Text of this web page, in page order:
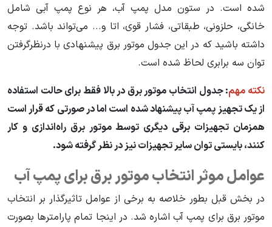
شده است. در ستون مدل پمپ آب، هر نوع پمپ آبی شامل
خانگی، حلزونی، طبقاتی، فشار قوی، اتا و... می‌تواند باشد. توجه
داشته باشید که در این جدول موتور برق پیشنهادی با درنظرگرفتن
توان سه برابری لحاظ شده است.
نکته مهم: جدول انتخاب موتور برق در بالا فقط برای حالت استفاده
از یک تجهیز پمپ آب پیشنهاد شده است اما در صورتی که قرار است
همزمان تجهیزات برقی دیگری توسط موتور برق راه‌اندازی و کار
کنند، بایستی توان سایر تجهیزات نیز در نظر گرفته شود.
عوامل موثر انتخاب موتور برق برای پمپ آب
در بخش قبل بطور خلاصه به برخی از عوامل تاثیرگذار بر انتخاب
موتور برق برای پمپ آب اشاره شد. در اینجا تمام پارامترها بصورت